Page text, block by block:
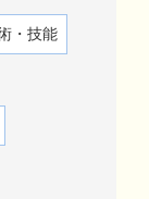
・技能